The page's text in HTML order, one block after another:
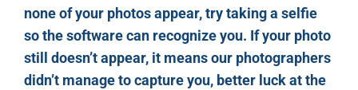
none of your photos appear, try taking a selfie
so the software can recognize you. If your photo
still doesn’t appear, it means our photographers
didn’t manage to capture you, better luck at the